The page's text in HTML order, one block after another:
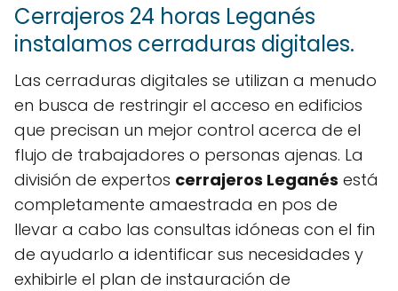
Cerrajeros 24 horas Leganés
instalamos cerraduras digitales.
Las cerraduras digitales se utilizan a menudo
en busca de restringir el acceso en edificios
que precisan un mejor control acerca de el
flujo de trabajadores o personas ajenas. La
división de expertos cerrajeros Leganés está
completamente amaestrada en pos de
llevar a cabo las consultas idóneas con el fin
de ayudarlo a identificar sus necesidades y
exhibirle el plan de instauración de